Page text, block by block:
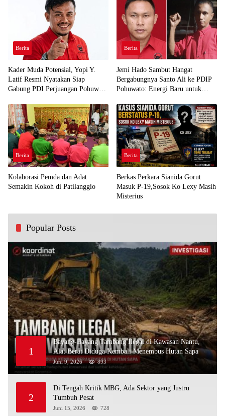
Berita
Kader Muda Potensial, Yopi Y.
Latif Resmi Nyatakan Siap
Gabung PDI Perjuangan Pohuwato
Berita
Jemi Hado Sambut Hangat
Bergabungnya Santo Ali ke PDIP
Pohuwato: Energi Baru untuk
Berita
Kolaborasi Pemda dan Adat
Semakin Kokoh di Patilanggio
Berita
Berkas Perkara Sianida Gorut
Masuk P-19,Sosok Ko Lexy Masih
Misterius
Popular Posts
1
Bayang-Bayang Tambang Ilegal di Kawasan Nantu,
Alat Berat Diduga Kembali Menembus Hutan Sapa
Juni 9, 2026 893
2
Di Tengah Kritik MBG, Ada Sektor yang Justru
Tumbuh Pesat
Juni 15, 2026 728